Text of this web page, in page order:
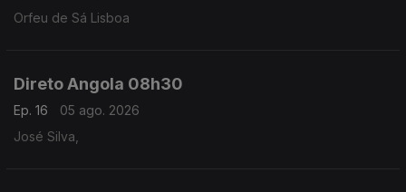
Orfeu de Sá Lisboa
Direto Angola 08h30
Ep. 16
05 ago. 2026
José Silva,